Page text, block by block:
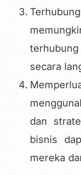
secara
dan
bisnis
mereka